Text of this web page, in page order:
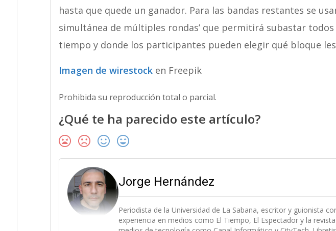
hasta que quede un ganador. Para las bandas restantes se
simultánea de múltiples rondas’ que permitirá subastar
tiempo y donde los participantes pueden elegir qué bloque
Imagen de wirestocken Freepik
Prohibida su reproducción total o parcial.
¿Qué te ha parecido este artículo?
Jorge Hernández
Periodista de la Universidad de La Sabana, escritor y guionista
experiencia en medios como El Tiempo, El Espectador y la